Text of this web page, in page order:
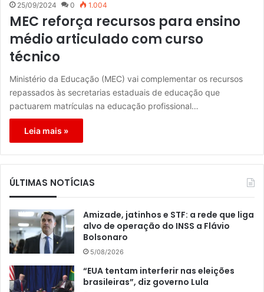
25/09/2024 0 1.004
MEC reforça recursos para ensino
médio articulado com curso
técnico
Ministério da Educação (MEC) vai complementar os recursos
repassados às secretarias estaduais de educação que
pactuarem matrículas na educação profissional…
Leia mais »
ÚLTIMAS NOTÍCIAS
Amizade, jatinhos e STF: a rede que liga
alvo de operação do INSS a Flávio
Bolsonaro
5/08/2026
“EUA tentam interferir nas eleições
brasileiras”, diz governo Lula